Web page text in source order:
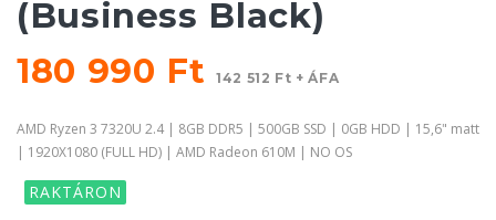
(Business Black)
180 990 Ft142 512 Ft + ÁFA
AMD Ryzen 3 7320U 2.4 | 8GB DDR5 | 500GB SSD | 0GB HDD | 15,6" matt
| 1920X1080 (FULL HD) | AMD Radeon 610M | NO OS
RAKTÁRON